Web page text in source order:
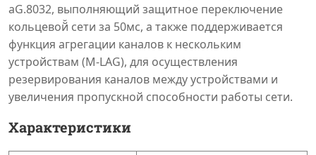
аG.8032, выполняющий защитное переключение
кольцевой̆ сети за 50мс, а также поддерживается
функция агрегации каналов к нескольким
устройствам (M-LAG), для осуществления
резервирования каналов между устройствами и
увеличения пропускной способности работы сети.
Характеристики